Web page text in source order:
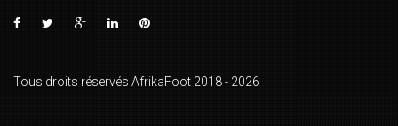
Tous droits réservés AfrikaFoot 2018 - 2026